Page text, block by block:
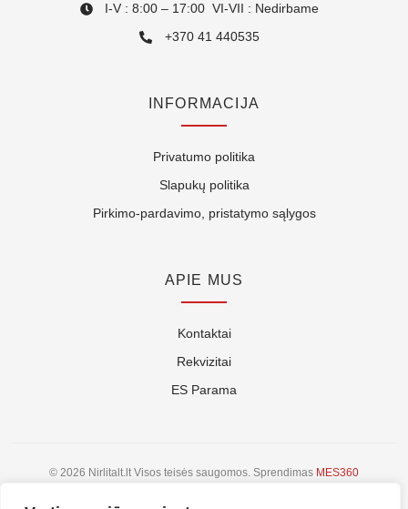
I-V : 8:00 – 17:00 VI-VII : Nedirbame
+370 41 440535
INFORMACIJA
Privatumo politika
Slapukų politika
Pirkimo-pardavimo, pristatymo sąlygos
APIE MUS
Kontaktai
Rekvizitai
ES Parama
© 2026 Nirlitalt.lt Visos teisės saugomos. Sprendimas MES360